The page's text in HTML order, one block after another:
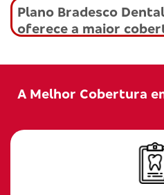
Plano Bradesco
oferece a maior
A Melhor Cobertura